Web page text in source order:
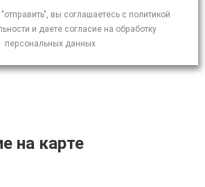
вы соглашаетесь с политикой
и даете согласие на обработку
персональных данных
на карте